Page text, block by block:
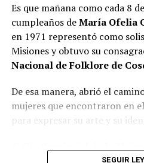
Es que mañana como cada 8
cumpleaños deMaría Ofelia
en 1971 representó como
Misiones y obtuvo su
Nacional de Folklore de
De esa manera, abrió el
mujeres que encontraron en
para expresar su arte y su
SEGUIR